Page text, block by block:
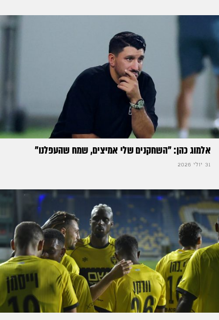
אלמוג כהן: "השחקנים שלי אמיצים, שמח שהעפלנו"
31 יולי 2026